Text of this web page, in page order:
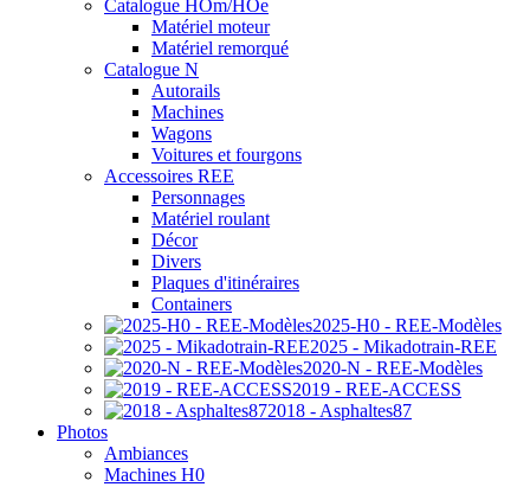
Catalogue HOm/HOe
Matériel moteur
Matériel remorqué
Catalogue N
Autorails
Machines
Wagons
Voitures et fourgons
Accessoires REE
Personnages
Matériel roulant
Décor
Divers
Plaques d'itinéraires
Containers
2025-H0 - REE-Modèles
2025 - Mikadotrain-REE
2020-N - REE-Modèles
2019 - REE-ACCESS
2018 - Asphaltes87
Photos
Ambiances
Machines H0